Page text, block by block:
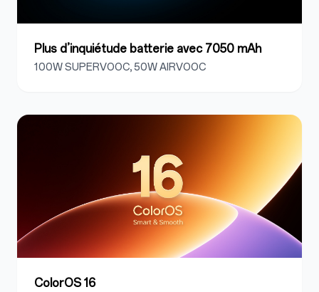
Plus d’inquiétude batterie avec 7050 mAh
100W SUPERVOOC, 50W AIRVOOC
ColorOS 16